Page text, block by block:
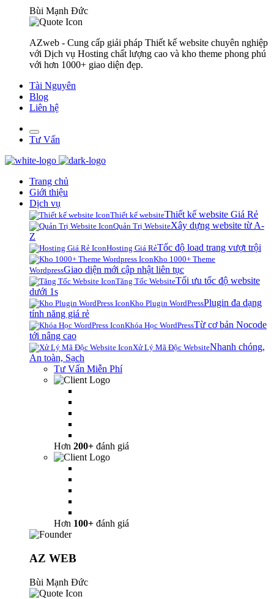
Bùi Mạnh Đức
AZweb - Cung cấp giải pháp Thiết kế website chuyên nghiệp
với Dịch vụ Hosting chất lượng cao và kho theme phong phú
với hơn 1000+ giao diện đẹp.
Tài Nguyên
Blog
Liên hệ
Tư Vấn
Trang chủ
Giới thiệu
Dịch vụ
Thiết kế websiteThiết kế website Giá Rẻ
Quản Trị WebsiteXây dựng website từ A-
Z
Hosting Giá RẻTốc độ load trang vượt trội
Kho 1000+ Theme
WordpressGiao diện mới cập nhật liên tục
Tăng Tốc WebsiteTối ưu tốc độ website
dưới 1s
Kho Plugin WordPressPlugin đa dạng
tính năng giá rẻ
Khóa Học WordPressTừ cơ bản Nocode
tới nâng cao
Xử Lý Mã Độc WebsiteNhanh chóng,
An toàn, Sạch
Tư Vấn Miễn Phí
Hơn 200+ đánh giá
Hơn 100+ đánh giá
AZ WEB
Bùi Mạnh Đức